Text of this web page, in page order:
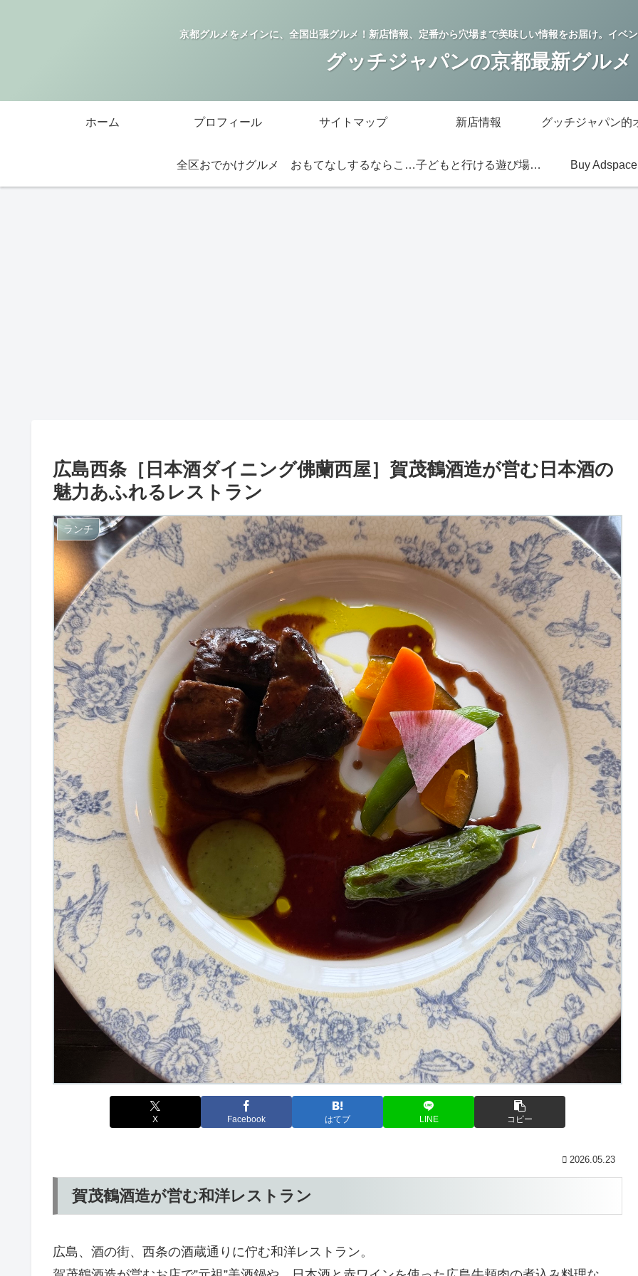
京都グルメをメインに、全国出張グルメ！新店情報、定番から穴場まで美味しい情報をお届け。イベ
グッチジャパンの京都最新グルメ
ホーム プロフィール サイトマップ 新店情報
全区おでかけグルメ おもてなしするならこの店 子どもと行ける遊び場・お店 Buy Adspace
広島西条［日本酒ダイニング佛蘭西屋］賀茂鶴酒造が営む日本酒の
魅力あふれるレストラン
ランチ
X Facebook はてブ LINE コピー
2026.05.23
賀茂鶴酒造が営む和洋レストラン
広島、酒の街、西条の酒蔵通りに佇む和洋レストラン。